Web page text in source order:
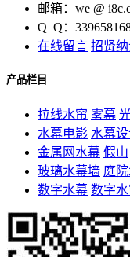
邮箱：we @
Q Q：
在线留言 招贤
产品栏目
拉线水帘 雾幕
水幕电影 水幕
金属网水幕 假山
玻璃水幕墙 庭
数字水幕 数字